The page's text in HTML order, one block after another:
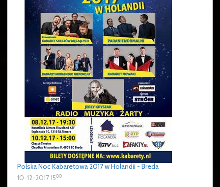
Polska Noc Kabaretowa 2017 w Holandii - Breda
10-12-2017 1500